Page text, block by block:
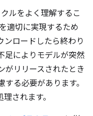
ルをよく理解するこ
適切に実現するため
ンロードしたら終わり
足によりモデルが突然
がリリースされたとき
る必要があります。
されます。